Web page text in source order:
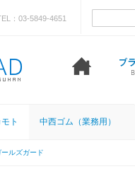
：03-5849-4651
ト 中西ゴム（業務用）
ルズガード